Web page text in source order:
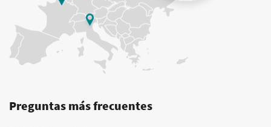
Preguntas más frecuentes